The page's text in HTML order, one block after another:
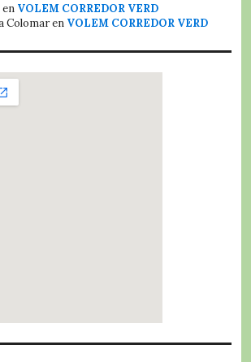
en VOLEM CORREDOR VERD
Colomaren VOLEM CORREDOR VERD